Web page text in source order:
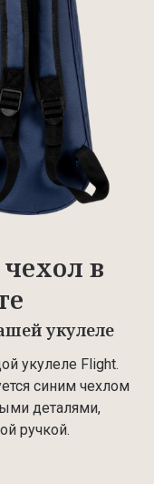
в
укулеле
укулеле Flight.
синим чехлом
деталями,
ручкой.